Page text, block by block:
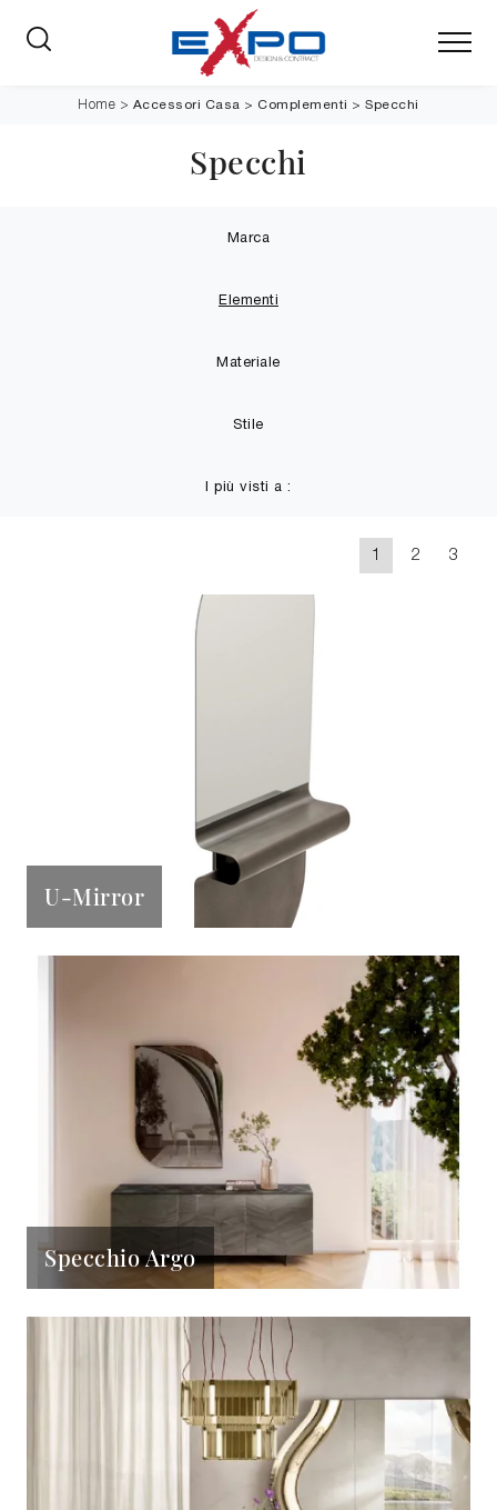
Home > Accessori Casa > Complementi >Specchi
Specchi
Marca
Elementi
Materiale
Stile
I più visti a :
1 2 3
U-Mirror
Specchio Argo